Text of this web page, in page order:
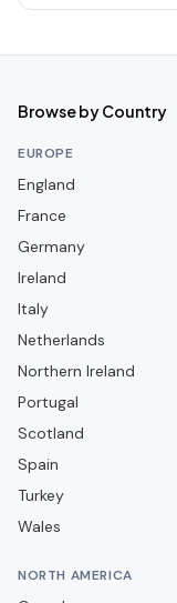
Bilbao Athletic
CA Osasuna
CD Arenteiro
CD Leganés
CD Lugo
CD Mirandés
Browse by Country
EUROPE
England
France
Germany
Ireland
Italy
Netherlands
Northern Ireland
Portugal
Scotland
Spain
Turkey
Wales
NORTH AMERICA